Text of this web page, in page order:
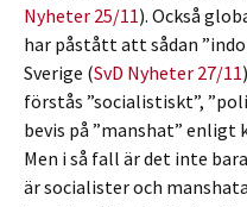
Nyheter 25/11). Också
har påstått att sådan
Sverige (SvD Nyheter 27/11
förstås ”socialistiskt”,
bevis på ”manshat” enligt
Men i så fall är det inte
är socialister och